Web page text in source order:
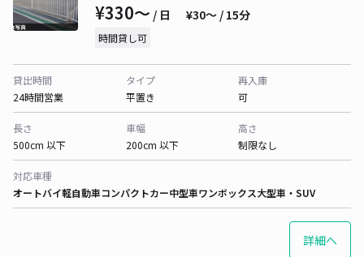
¥330〜 / 日 ¥30〜 / 15分
時間貸し可
貸出時間
24時間営業
タイプ
平置き
再入庫
可
長さ
500cm 以下
車幅
200cm 以下
高さ
制限なし
対応車種
オートバイ軽自動車コンパクトカー中型車ワンボックス大型車・SUV
詳細へ